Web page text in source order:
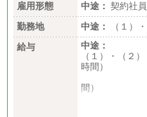
雇用形態
中途： 契約社
勤務地
中途：
（１）
給与
中途：
（１）・（２
時間）
月給
間）
（３）月給